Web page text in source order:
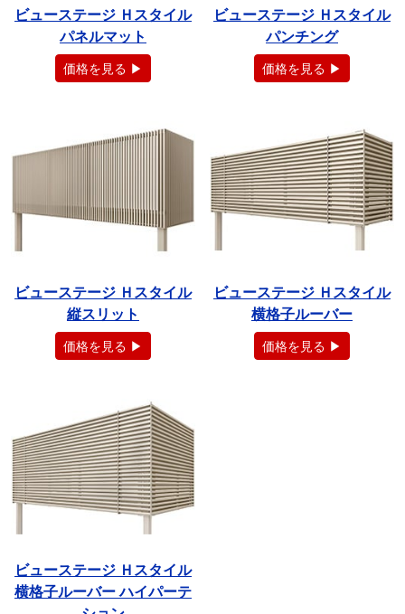
ビューステージ Ｈスタイル
パネルマット
価格を見る ▶
ビューステージ Ｈスタイル
パンチング
価格を見る ▶
ビューステージ Ｈスタイル
縦スリット
価格を見る ▶
ビューステージ Ｈスタイル
横格子ルーバー
価格を見る ▶
ビューステージ Ｈスタイル
横格子ルーバー ハイパーテ